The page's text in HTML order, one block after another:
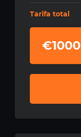
Tarifa total
€1000